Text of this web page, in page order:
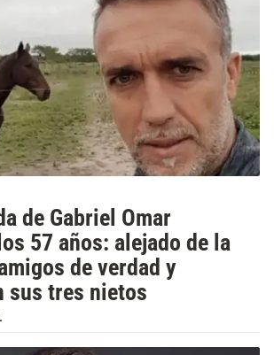
de Gabriel Omar
57 años: alejado de la
de verdad y
sus tres nietos